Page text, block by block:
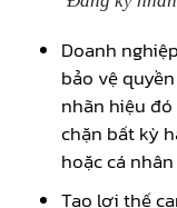
Doanh
bảo vệ quyền
nhãn hiệu
chặn bất kỳ
hoặc cá
Tạo lợi thế